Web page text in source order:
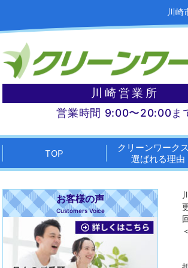
川崎
川崎営業所
営業時間 9:00〜20:00ま
TOP
クリーンワーク
選ばれる理由
お客様の声
Customers Voice